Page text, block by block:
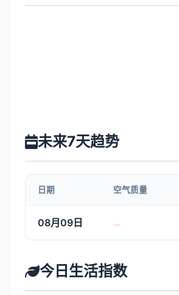
未来7天趋势
日期 空气质量
08月09日
今日生活指数